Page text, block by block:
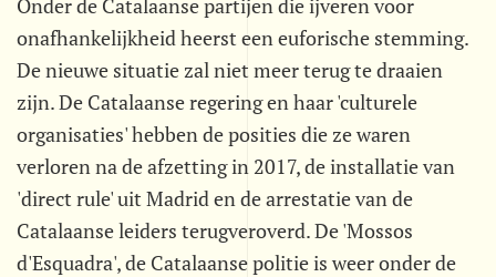
Onder de Catalaanse partijen die ijveren voor
onafhankelijkheid heerst een euforische stemming.
De nieuwe situatie zal niet meer terug te draaien
zijn. De Catalaanse regering en haar 'culturele
organisaties' hebben de posities die ze waren
verloren na de afzetting in 2017, de installatie van
'direct rule' uit Madrid en de arrestatie van de
Catalaanse leiders terugveroverd. De 'Mossos
d'Esquadra', de Catalaanse politie is weer onder de